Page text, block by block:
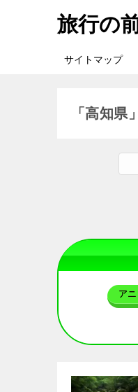
旅行の
サイトマップ
「高知県
アニ